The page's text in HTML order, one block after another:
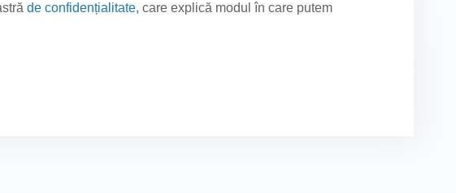
de confidențialitate, care explică modul în care putem